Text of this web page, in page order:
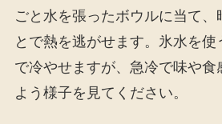
ごと水を張ったボウルに当て、
とで熱を逃がせます。氷水を使
で冷やせますが、急冷で味や食
よう様子を見てください。